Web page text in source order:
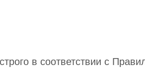
в соответствии с